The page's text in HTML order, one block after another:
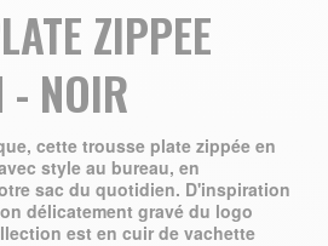
ZIPPEE
- NOIR
cette trousse plate zippée en
style au bureau, en
sac du quotidien. D'inspiration
délicatement gravé du logo
est en cuir de vachette